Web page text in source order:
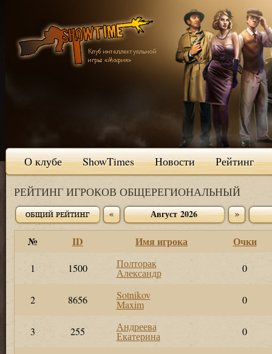
О клубе ShowTimes Новости Рейтинг
РЕЙТИНГ ИГРОКОВ ОБЩЕРЕГИОНАЛЬНЫЙ
Август 2026
№ ID Имя игрока Очки
1 1500 Полторак
Александр 0
2 8656 Sotnikov
Maxim 0
3 255 Андреева
Екатерина 0